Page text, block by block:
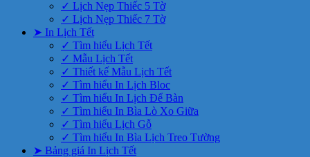
✓ Lịch Nẹp Thiếc 5 Tờ
✓ Lịch Nẹp Thiếc 7 Tờ
➤ In Lịch Tết
✓ Tìm hiểu Lịch Tết
✓ Mẫu Lịch Tết
✓ Thiết kế Mẫu Lịch Tết
✓ Tìm hiểu In Lịch Bloc
✓ Tìm hiểu In Lịch Để Bàn
✓ Tìm hiểu In Bìa Lò Xo Giữa
✓ Tìm hiểu Lịch Gỗ
✓ Tìm hiểu In Bìa Lịch Treo Tường
➤ Bảng giá In Lịch Tết